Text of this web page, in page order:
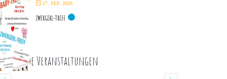
17. SEP. 2026
ZWERGERL-TREFF
Veranstaltungen